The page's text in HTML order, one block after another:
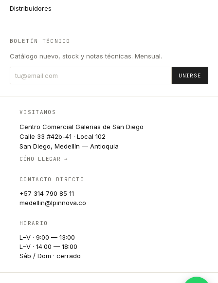
Distribuidores
BOLETÍN TÉCNICO
Catálogo nuevo, stock y notas técnicas. Mensual.
UNIRSE
VISITANOS
Centro Comercial Galerias de San Diego
Calle 33 #42b-41 · Local 102
San Diego, Medellín — Antioquia
CÓMO LLEGAR →
CONTACTO DIRECTO
+57 314 790 85 11
medellin@lpinnova.co
HORARIO
L–V · 9:00 — 13:00
L–V · 14:00 — 18:00
Sáb / Dom · cerrado